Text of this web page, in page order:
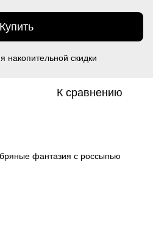
Купить
накопительной скидки
К сравнению
фантазия с россыпью